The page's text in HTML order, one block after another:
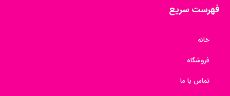
فهرست سریع
خانه
فروشگاه
تماس با ما